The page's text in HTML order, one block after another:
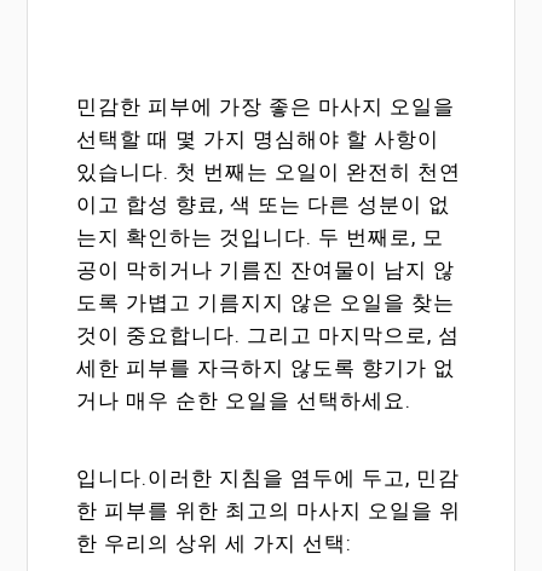
민감한 피부에 가장 좋은 마사지 오일을
선택할 때 몇 가지 명심해야 할 사항이
있습니다. 첫 번째는 오일이 완전히 천연
이고 합성 향료, 색 또는 다른 성분이 없
는지 확인하는 것입니다. 두 번째로, 모
공이 막히거나 기름진 잔여물이 남지 않
도록 가볍고 기름지지 않은 오일을 찾는
것이 중요합니다. 그리고 마지막으로, 섬
세한 피부를 자극하지 않도록 향기가 없
거나 매우 순한 오일을 선택하세요.
입니다.이러한 지침을 염두에 두고, 민감
한 피부를 위한 최고의 마사지 오일을 위
한 우리의 상위 세 가지 선택: